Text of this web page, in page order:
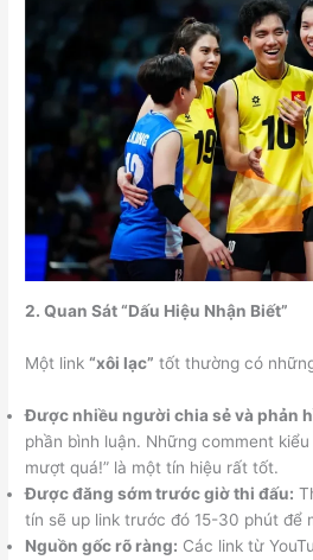
2. Quan Sát “Dấu Hiệu Nhận Biết”
Một link“xôi lạc” tốt thường có
Được nhiều người chia sẻ và phản
phần bình luận. Những comment
mượt quá!” là một tín hiệu rất tốt.
Được đăng sớm trước giờ thi đấu:
tín sẽ up link trước đó 15-30 phút để
Nguồn gốc rõ ràng: Các link từ